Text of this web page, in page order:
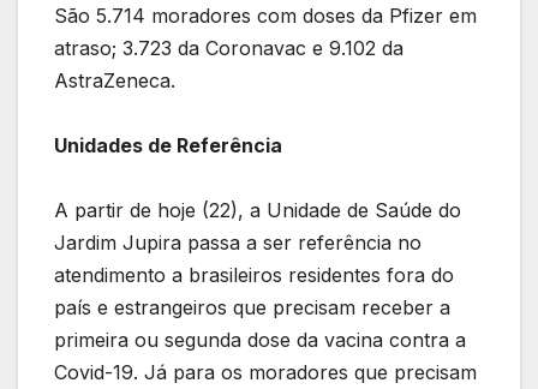
São 5.714 moradores com doses da Pfizer em
atraso; 3.723 da Coronavac e 9.102 da
AstraZeneca.
Unidades de Referência
A partir de hoje (22), a Unidade de Saúde do
Jardim Jupira passa a ser referência no
atendimento a brasileiros residentes fora do
país e estrangeiros que precisam receber a
primeira ou segunda dose da vacina contra a
Covid-19. Já para os moradores que precisam